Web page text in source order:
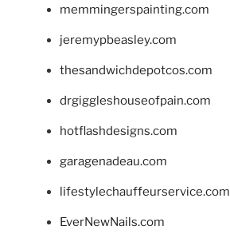
memmingerspainting.com
jeremypbeasley.com
thesandwichdepotcos.com
drgiggleshouseofpain.com
hotflashdesigns.com
garagenadeau.com
lifestylechauffeurservice.com
EverNewNails.com